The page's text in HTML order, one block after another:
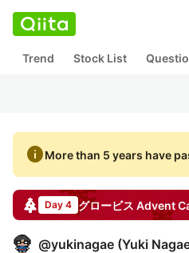
Trend Stock List
infoMore than 5 years have
Day 4 グロービス Advent
@yukinagae (Yuki